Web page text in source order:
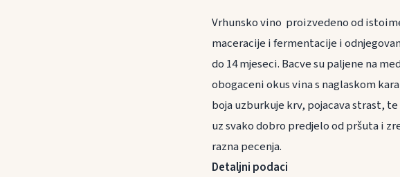
Vrhunsko vino proizvedeno od
maceracije i fermentacije i
do 14 mjeseci. Bacve su paljene na
obogaceni okus vina s naglaskom
boja uzburkuje krv, pojacava strast,
uz svako dobro predjelo od pršuta i
razna pecenja.
Detaljni podaci